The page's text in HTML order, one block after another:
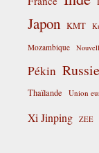
Japon KMT
Mozambique
Pékin Russie
Thaïlande Union
Xi Jinping ZEE